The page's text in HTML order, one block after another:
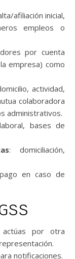
afiliación inicial,
empleos o
por cuenta
empresa) como
actividad,
colaboradora
administrativos.
bases de
: domiciliación,
en caso de
por otra
notificaciones.